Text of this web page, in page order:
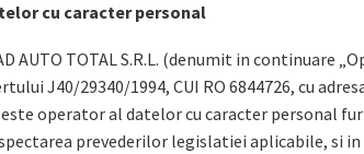
cu caracter personal
AUTO TOTAL S.R.L. (denumit in continuare
J40/29340/1994, CUI RO 6844726, cu
este operator al datelor cu caracter personal
prevederilor legislatiei aplicabile, si